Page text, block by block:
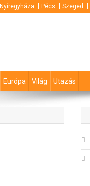
Nyíregyháza Pécs Szeged
Európa Világ Utazás